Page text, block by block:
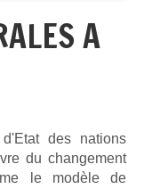
A
des nations
du changement
le modèle de